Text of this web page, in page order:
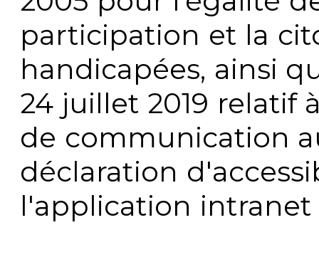
participation et la
handicapées, ainsi
24 juillet 2019 relatif
de communication
déclaration
l'application